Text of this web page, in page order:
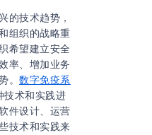
的技术趋势，
组织的战略重
希望建立安全
率、增加业务
。数字免疫系
技术和实践进
件设计、运营
技术和实践来